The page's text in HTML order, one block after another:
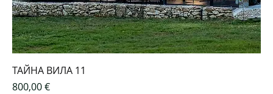
ТАЙНА ВИЛА 11
Цена
800,00 €